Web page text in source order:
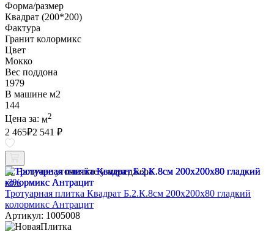
Форма/размер
Квадрат (200*200)
Фактура
Гранит колормикс
Цвет
Мокко
Вес поддона
1979
В машине м2
144
Цена за: м2
2 465₽2 541 ₽
Наличие уточняйте у менеджера
-3%
Тротуарная плитка Квадрат Б.2.К.8см 200х200х80 гладкий
колормикс Антрацит
Артикул: 1005008